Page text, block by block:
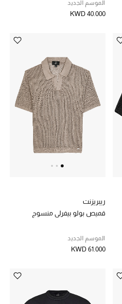
الموسم الجديد
KWD 40.000
ريبريزنت
قميص بولو بيفرلي منسوج
الموسم الجديد
KWD 61.000